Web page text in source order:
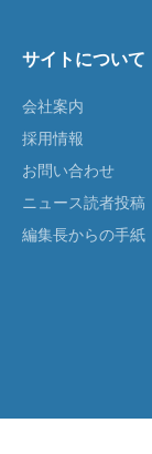
サイトについて
会社案内
採用情報
お問い合わせ
ニュース読者投稿
編集長からの手紙